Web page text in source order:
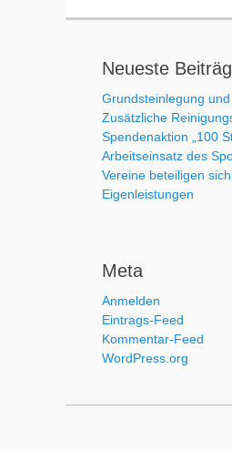
Neueste
Grundsteinlegung
Zusätzliche
Spendenaktion „100
Arbeitseinsatz des
Vereine beteiligen
Eigenleistungen
Meta
Anmelden
Eintrags-Feed
Kommentar-Feed
WordPress.org